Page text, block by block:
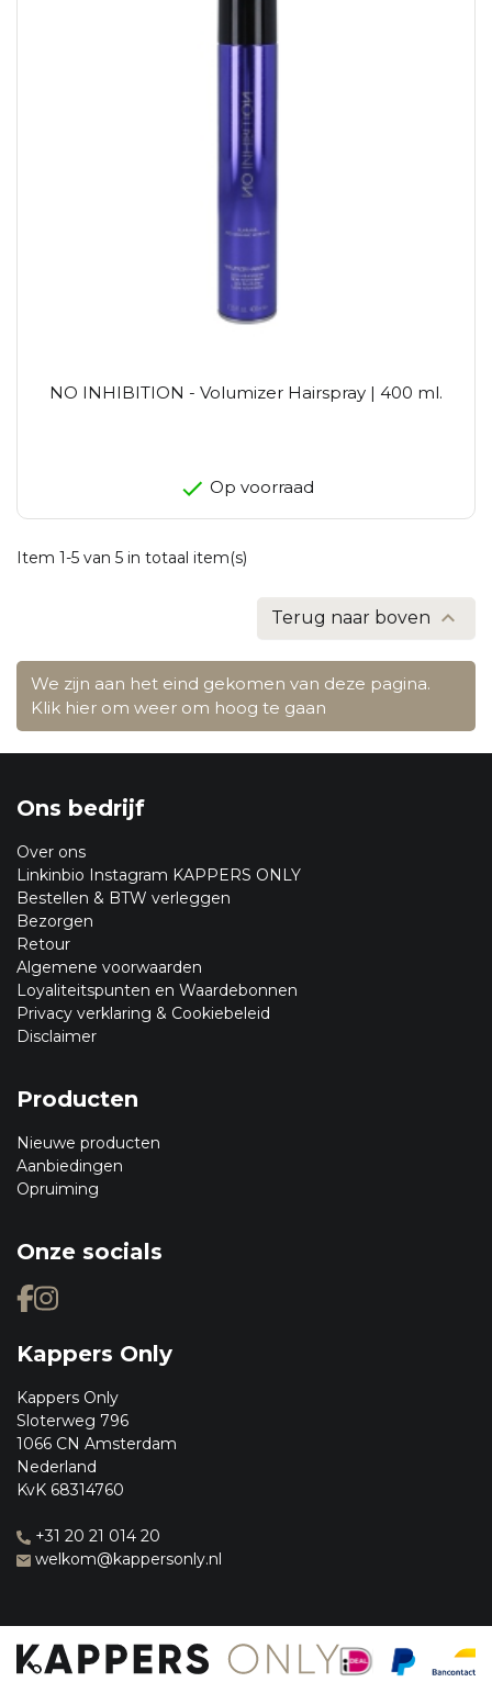
NO INHIBITION - Volumizer Hairspray | 400 ml.
Op voorraad
Item 1-5 van 5 in totaal item(s)
Terug naar boven 
We zijn aan het eind gekomen van deze pagina.
Klik hier om weer om hoog te gaan
Ons bedrijf
Over ons
Linkinbio Instagram KAPPERS ONLY
Bestellen & BTW verleggen
Bezorgen
Retour
Algemene voorwaarden
Loyaliteitspunten en Waardebonnen
Privacy verklaring & Cookiebeleid
Disclaimer
Producten
Nieuwe producten
Aanbiedingen
Opruiming
Onze socials
Kappers Only
Kappers Only
Sloterweg 796
1066 CN Amsterdam
Nederland
KvK 68314760
+31 20 21 014 20
welkom@kappersonly.nl